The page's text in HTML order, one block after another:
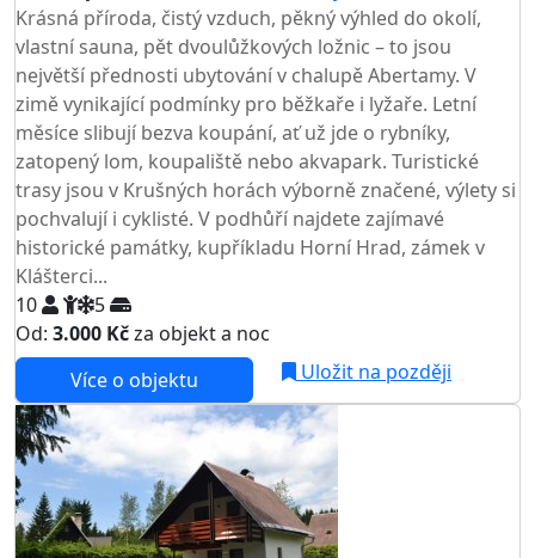
Krásná příroda, čistý vzduch, pěkný výhled do okolí,
vlastní sauna, pět dvoulůžkových ložnic – to jsou
největší přednosti ubytování v chalupě Abertamy. V
zimě vynikající podmínky pro běžkaře i lyžaře. Letní
měsíce slibují bezva koupání, ať už jde o rybníky,
zatopený lom, koupaliště nebo akvapark. Turistické
trasy jsou v Krušných horách výborně značené, výlety si
pochvalují i cyklisté. V podhůří najdete zajímavé
historické památky, kupříkladu Horní Hrad, zámek v
Klášterci...
10
5
Od: 3.000 Kčza objekt a noc
Více o objektu
Uložit na později